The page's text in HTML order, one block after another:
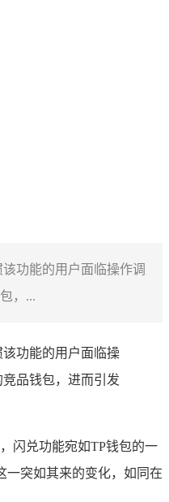
功能的用户面临操作调
，...
功能的用户面临操
品钱包，进而引发
闪兑功能宛如TP钱包的一
一突如其来的变化，如同在